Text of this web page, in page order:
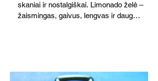
skaniai ir nostalgiškai. Limonado želė –
žaismingas, gaivus, lengvas ir daug